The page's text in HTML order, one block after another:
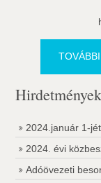
Hirdetmények
2024.január 1-
2024. évi
Adóövezeti